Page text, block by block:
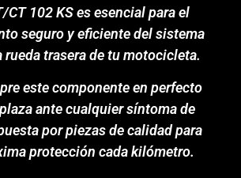
CT 102 KS es esencial para el
seguro y eficiente del sistema
rueda trasera de tu motocicleta.
este componente en perfecto
ante cualquier síntoma de
por piezas de calidad para
protección cada kilómetro.